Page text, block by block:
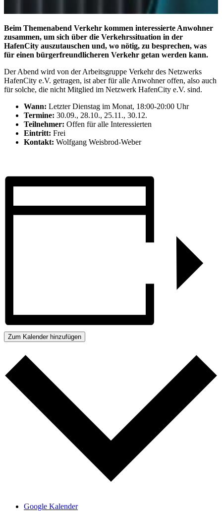
Beim Themenabend Verkehr kommen interessierte Anwohner
zusammen, um sich über die Verkehrssituation in der
HafenCity auszutauschen und, wo nötig, zu besprechen, was
für einen bürgerfreundlicheren Verkehr getan werden kann.
Der Abend wird von der Arbeitsgruppe Verkehr des Netzwerks
HafenCity e.V. getragen, ist aber für alle Anwohner offen, also auch
für solche, die nicht Mitglied im Netzwerk HafenCity e.V. sind.
Wann: Letzter Dienstag im Monat, 18:00-20:00 Uhr
Termine: 30.09., 28.10., 25.11., 30.12.
Teilnehmer: Offen für alle Interessierten
Eintritt: Frei
Kontakt: Wolfgang Weisbrod-Weber
Zum Kalender hinzufügen
Google Kalender